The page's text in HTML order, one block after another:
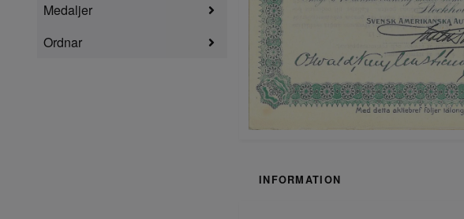
Medaljer
Ordnar
INFORMATION